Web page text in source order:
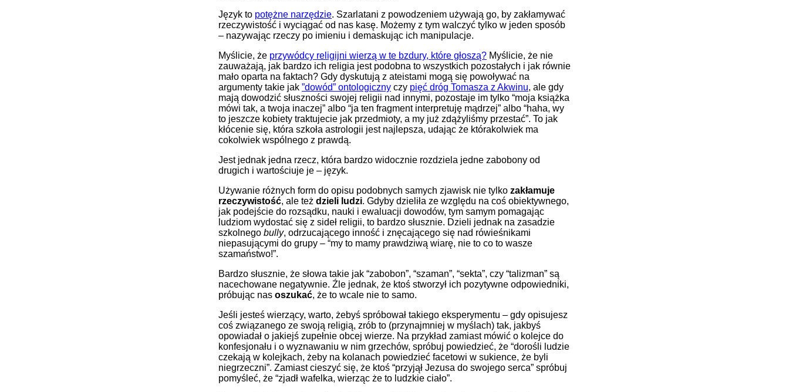
Język to potężne narzędzie. Szarlatani z powodzeniem używają go, by zakłamywać
rzeczywistość i wyciągać od nas kasę. Możemy z tym walczyć tylko w jeden sposób
– nazywając rzeczy po imieniu i demaskując ich manipulacje.
Myślicie, że przywódcy religijni wierzą w te bzdury, które głoszą? Myślicie, że nie
zauważają, jak bardzo ich religia jest podobna to wszystkich pozostałych i jak równie
mało oparta na faktach? Gdy dyskutują z ateistami mogą się powoływać na
argumenty takie jak ”dowód” ontologiczny czy pięć dróg Tomasza z Akwinu, ale gdy
mają dowodzić słuszności swojej religii nad innymi, pozostaje im tylko “moja książka
mówi tak, a twoja inaczej” albo “ja ten fragment interpretuję mądrzej” albo “haha, wy
to jeszcze kobiety traktujecie jak przedmioty, a my już zdążyliśmy przestać”. To jak
kłócenie się, która szkoła astrologii jest najlepsza, udając że którakolwiek ma
cokolwiek wspólnego z prawdą.
Jest jednak jedna rzecz, która bardzo widocznie rozdziela jedne zabobony od
drugich i wartościuje je – język.
Używanie różnych form do opisu podobnych samych zjawisk nie tylko zakłamuje
rzeczywistość, ale też dzieli ludzi. Gdyby dzieliła ze względu na coś obiektywnego,
jak podejście do rozsądku, nauki i ewaluacji dowodów, tym samym pomagając
ludziom wydostać się z sideł religii, to bardzo słusznie. Dzieli jednak na zasadzie
szkolnego bully, odrzucającego inność i znęcającego się nad rówieśnikami
niepasującymi do grupy – “my to mamy prawdziwą wiarę, nie to co to wasze
szamaństwo!”.
Bardzo słusznie, że słowa takie jak “zabobon”, “szaman”, “sekta”, czy “talizman” są
nacechowane negatywnie. Źle jednak, że ktoś stworzył ich pozytywne odpowiedniki,
próbując nas oszukać, że to wcale nie to samo.
Jeśli jesteś wierzący, warto, żebyś spróbował takiego eksperymentu – gdy opisujesz
coś związanego ze swoją religią, zrób to (przynajmniej w myślach) tak, jakbyś
opowiadał o jakiejś zupełnie obcej wierze. Na przykład zamiast mówić o kolejce do
konfesjonału i o wyznawaniu w nim grzechów, spróbuj powiedzieć, że “dorośli ludzie
czekają w kolejkach, żeby na kolanach powiedzieć facetowi w sukience, że byli
niegrzeczni”. Zamiast cieszyć się, że ktoś “przyjął Jezusa do swojego serca” spróbuj
pomyśleć, że “zjadł wafelka, wierząc że to ludzkie ciało”.